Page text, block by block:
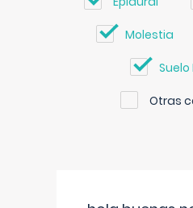
Molestia
Suelo
Otras